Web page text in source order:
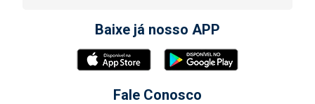
Baixe já nosso APP
Fale Conosco